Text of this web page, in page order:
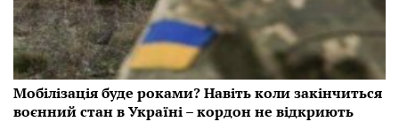
Мобілізація буде роками? Навіть коли закінчиться
воєнний стан в Україні – кордон не відкриють